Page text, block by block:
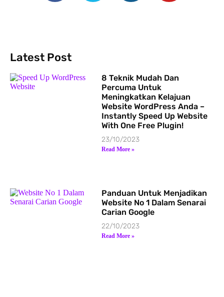
Latest Post
8 Teknik Mudah Dan
Percuma Untuk
Meningkatkan Kelajuan
Website WordPress Anda –
Instantly Speed Up Website
With One Free Plugin!
23/10/2023
Read More »
Panduan Untuk Menjadikan
Website No 1 Dalam Senarai
Carian Google
22/10/2023
Read More »